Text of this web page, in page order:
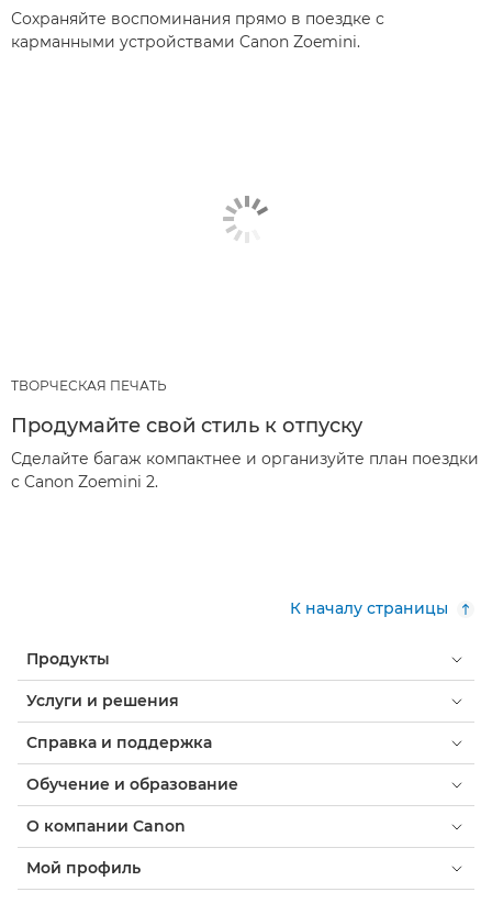
Сохраняйте воспоминания прямо в поездке с
карманными устройствами Canon Zoemini.
ТВОРЧЕСКАЯ ПЕЧАТЬ
Продумайте свой стиль к отпуску
Сделайте багаж компактнее и организуйте план поездки
с Canon Zoemini 2.
К началу страницы
Продукты
Услуги и решения
Справка и поддержка
Обучение и образование
О компании Canon
Мой профиль